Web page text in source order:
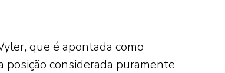
que é apontada como
posição considerada puramente